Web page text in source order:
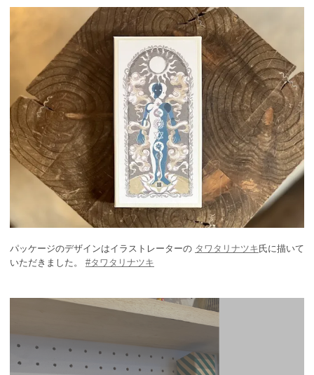
パッケージのデザインはイラストレーターの タワタリナツキ氏に描いて
いただきました。 #タワタリナツキ